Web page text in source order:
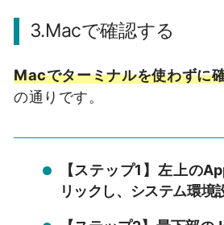
3.Macで確認する
Macでターミナルを使わずに
の通りです。
【ステップ1】左上の
リックし、システム環境